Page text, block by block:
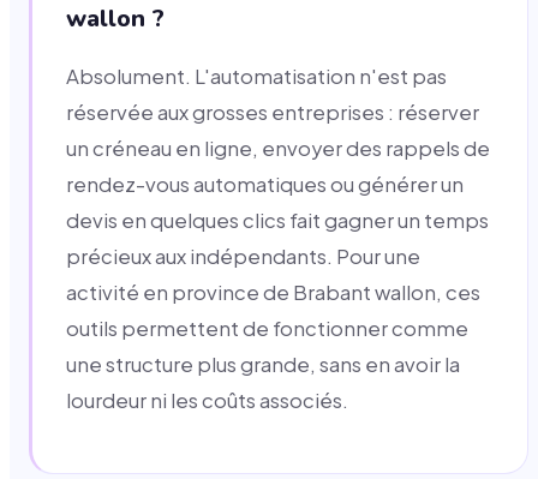
wallon ?
Absolument. L'automatisation n'est pas
réservée aux grosses entreprises : réserver
un créneau en ligne, envoyer des rappels de
rendez-vous automatiques ou générer un
devis en quelques clics fait gagner un temps
précieux aux indépendants. Pour une
activité en province de Brabant wallon, ces
outils permettent de fonctionner comme
une structure plus grande, sans en avoir la
lourdeur ni les coûts associés.